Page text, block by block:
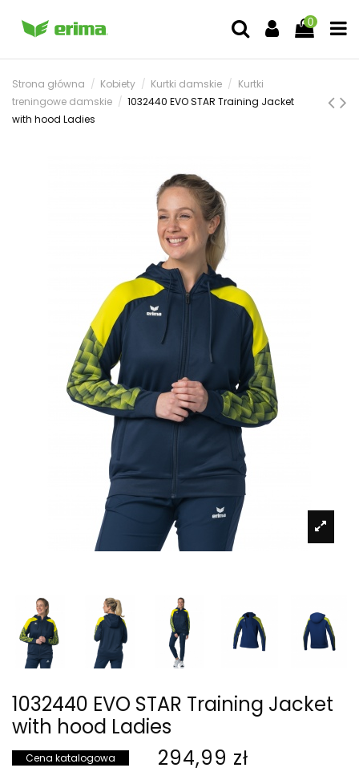
0
Strona główna Kobiety Kurtki damskie
Kurtki
treningowe damskie
1032440 EVO STAR Training Jacket
with hood Ladies
1032440 EVO STAR Training Jacket
with hood Ladies
Cena katalogowa 294,99 zł